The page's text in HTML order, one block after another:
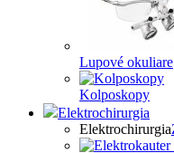
Lupové okuliare
Kolposkopy
Elektrochirurgia
Elektrochirurgia